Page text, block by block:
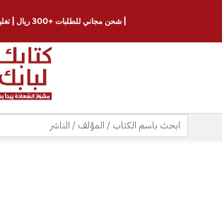
البحث
عن:
| شحن مجاني للطلبات +300 ريال | تغليف مجاني للطلبات +150 ريال |